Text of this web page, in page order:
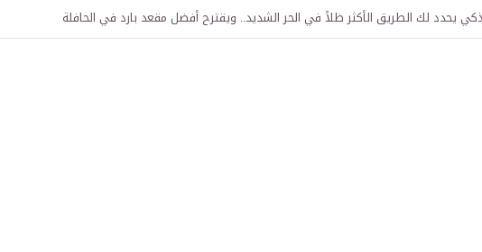
توقعان اتفاقية لإنشاء “الجامعة السورية التركية” في دمشق.. منح دراسية واعتراف بالشهادات